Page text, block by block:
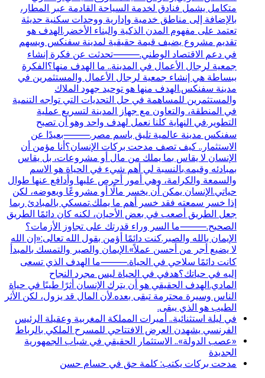
متكامل يشمل فنادق لخدمة السياحة القادمة عبر المطار،
بالإضافة إلى مناطق خدمية وإدارية ووحدات سكنية حديثة
تعتمد على مفهوم المدن الذكية والبناء الأخضر.الهدف هو
تقديم مشروع يضيف قيمة حقيقية لمدينة سفنكس ويسهم
في دعم الاقتصاد الوطني.⸻تحدثت عن فكرة إنشاء
جمعية لرجال الأعمال في المدينة.. ما الهدف منها؟الفكرة
ببساطة هي إنشاء جمعية لرجال الأعمال والمستثمرين في
مدينة سفنكس.الهدف منها هو توحيد جهود الملاك
والمستثمرين للمساهمة في حل التحديات التي تواجه التنمية
في المنطقة، والتعاون مع جهاز المدينة لتسريع عملية
التطوير.في النهاية كلنا نعمل لهدف واحد وهو أن تصبح
سفنكس مدينة عالمية تليق باسم مصر.⸻بعيدًا عن
الاستثمار.. كيف تصف مدحت بركات الإنسان؟أنا مؤمن أن
الإنسان لا يقاس بما يملك من مال أو مشروعات، بل يقاس
بمبادئه وقيمه.بالنسبة لي أهم شيء في الحياة هو الاسم
والسمعة والكرامة، وهي أمور أحرص عليها وأدافع عنها طوال
حياتي.الإنسان يمكن أن يخسر مالًا أو مشروعًا ويعوضه، لكن
إذا خسر سمعته فقد خسر أهم ما يملك.تمسكي بالمبادئ ربما
جعل الطريق أصعب في بعض الأحيان، لكنه كان دائمًا الطريق
الصحيح.⸻ما السر وراء قدرتك على تجاوز الأزمات؟
الإيمان بالله والصبر.كنت دائمًا أؤمن بقول الله تعالى:«إن الله
لا يضيع أجر من أحسن عملاً».الإيمان والصبر والتمسك بالمبدأ
كانت دائمًا سلاحي في الحياة.⸻ما الهدف الذي تسعى
إليه في حياتك؟هدفي في الحياة ليس مجرد النجاح
المادي.الهدف الحقيقي هو أن يترك الإنسان أثرًا طيبًا في حياة
الناس وسيرة محترمة تبقى بعده.لأن المال قد يزول، لكن الأثر
الطيب هو الذي يبقى.
في ليلة استثنائية.. أميرات المملكة المغربية وعقيلة الرئيس
الفرنسي يشهدن العرض الافتتاحي للمسرح الملكي بالرباط
«عصب الدولة».. الاستثمار الحقيقي في شباب الجمهورية
الجديدة
مدحت بركات يكتب: كلمة حق في حسام حسن